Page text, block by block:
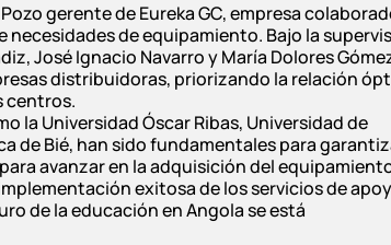
gerente de Eureka GC, empresa
necesidades de equipamiento. Bajo la
José Ignacio Navarro y María Dolores
distribuidoras, priorizando la relación
centros.
la Universidad Óscar Ribas, Universidad de
de Bié, han sido fundamentales para
avanzar en la adquisición del
exitosa de los servicios de
de la educación en Angola se está